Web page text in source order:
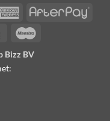
American
Express
KBC
Bizz BV